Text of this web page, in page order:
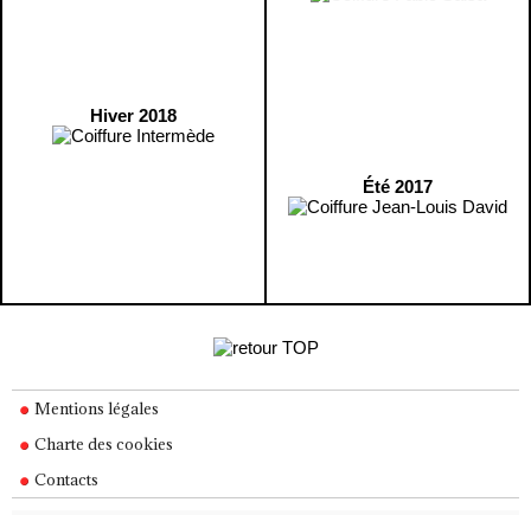
Hiver 2018
Été 2017
Mentions légales
Charte des cookies
Contacts